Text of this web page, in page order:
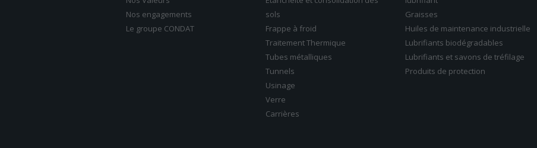
Nos engagements
Le groupe CONDAT
sols
Frappe à froid
Traitement Thermique
Tubes métalliques
Tunnels
Usinage
Verre
Carrières
Graisses
Huiles de maintenance industrielle
Lubrifiants biodégradables
Lubrifiants et savons de tréfilage
Produits de protection